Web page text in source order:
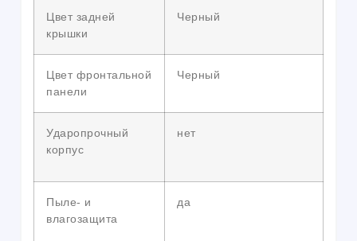
Цвет задней
крышки
Черный
Цвет фронтальной
панели
Черный
Ударопрочный
корпус
нет
Пыле- и
влагозащита
да